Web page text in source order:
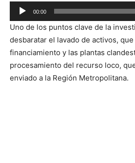
Reproductor
de
audio
00:00
Uno de los puntos clave de la
desbaratar el lavado de activos,
financiamiento y las plantas
procesamiento del recurso loco,
enviado a la Región Metropolitana.